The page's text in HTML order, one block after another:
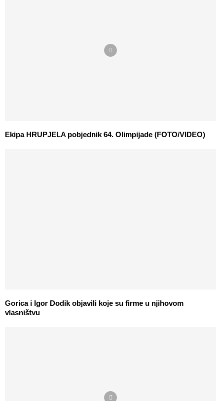
Ekipa HRUPJELA pobjednik 64. Olimpijade (FOTO/VIDEO)
Gorica i Igor Dodik objavili koje su firme u njihovom
vlasništvu